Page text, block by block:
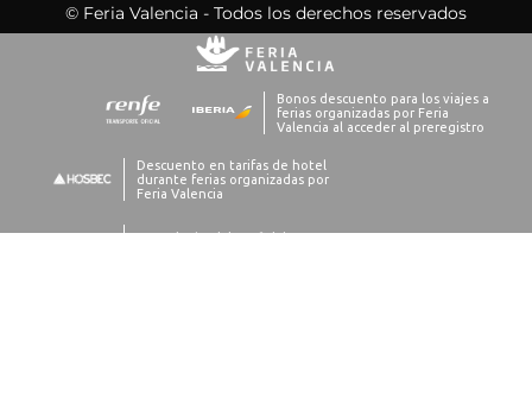
© Feria Valencia - Todos los derechos reservados